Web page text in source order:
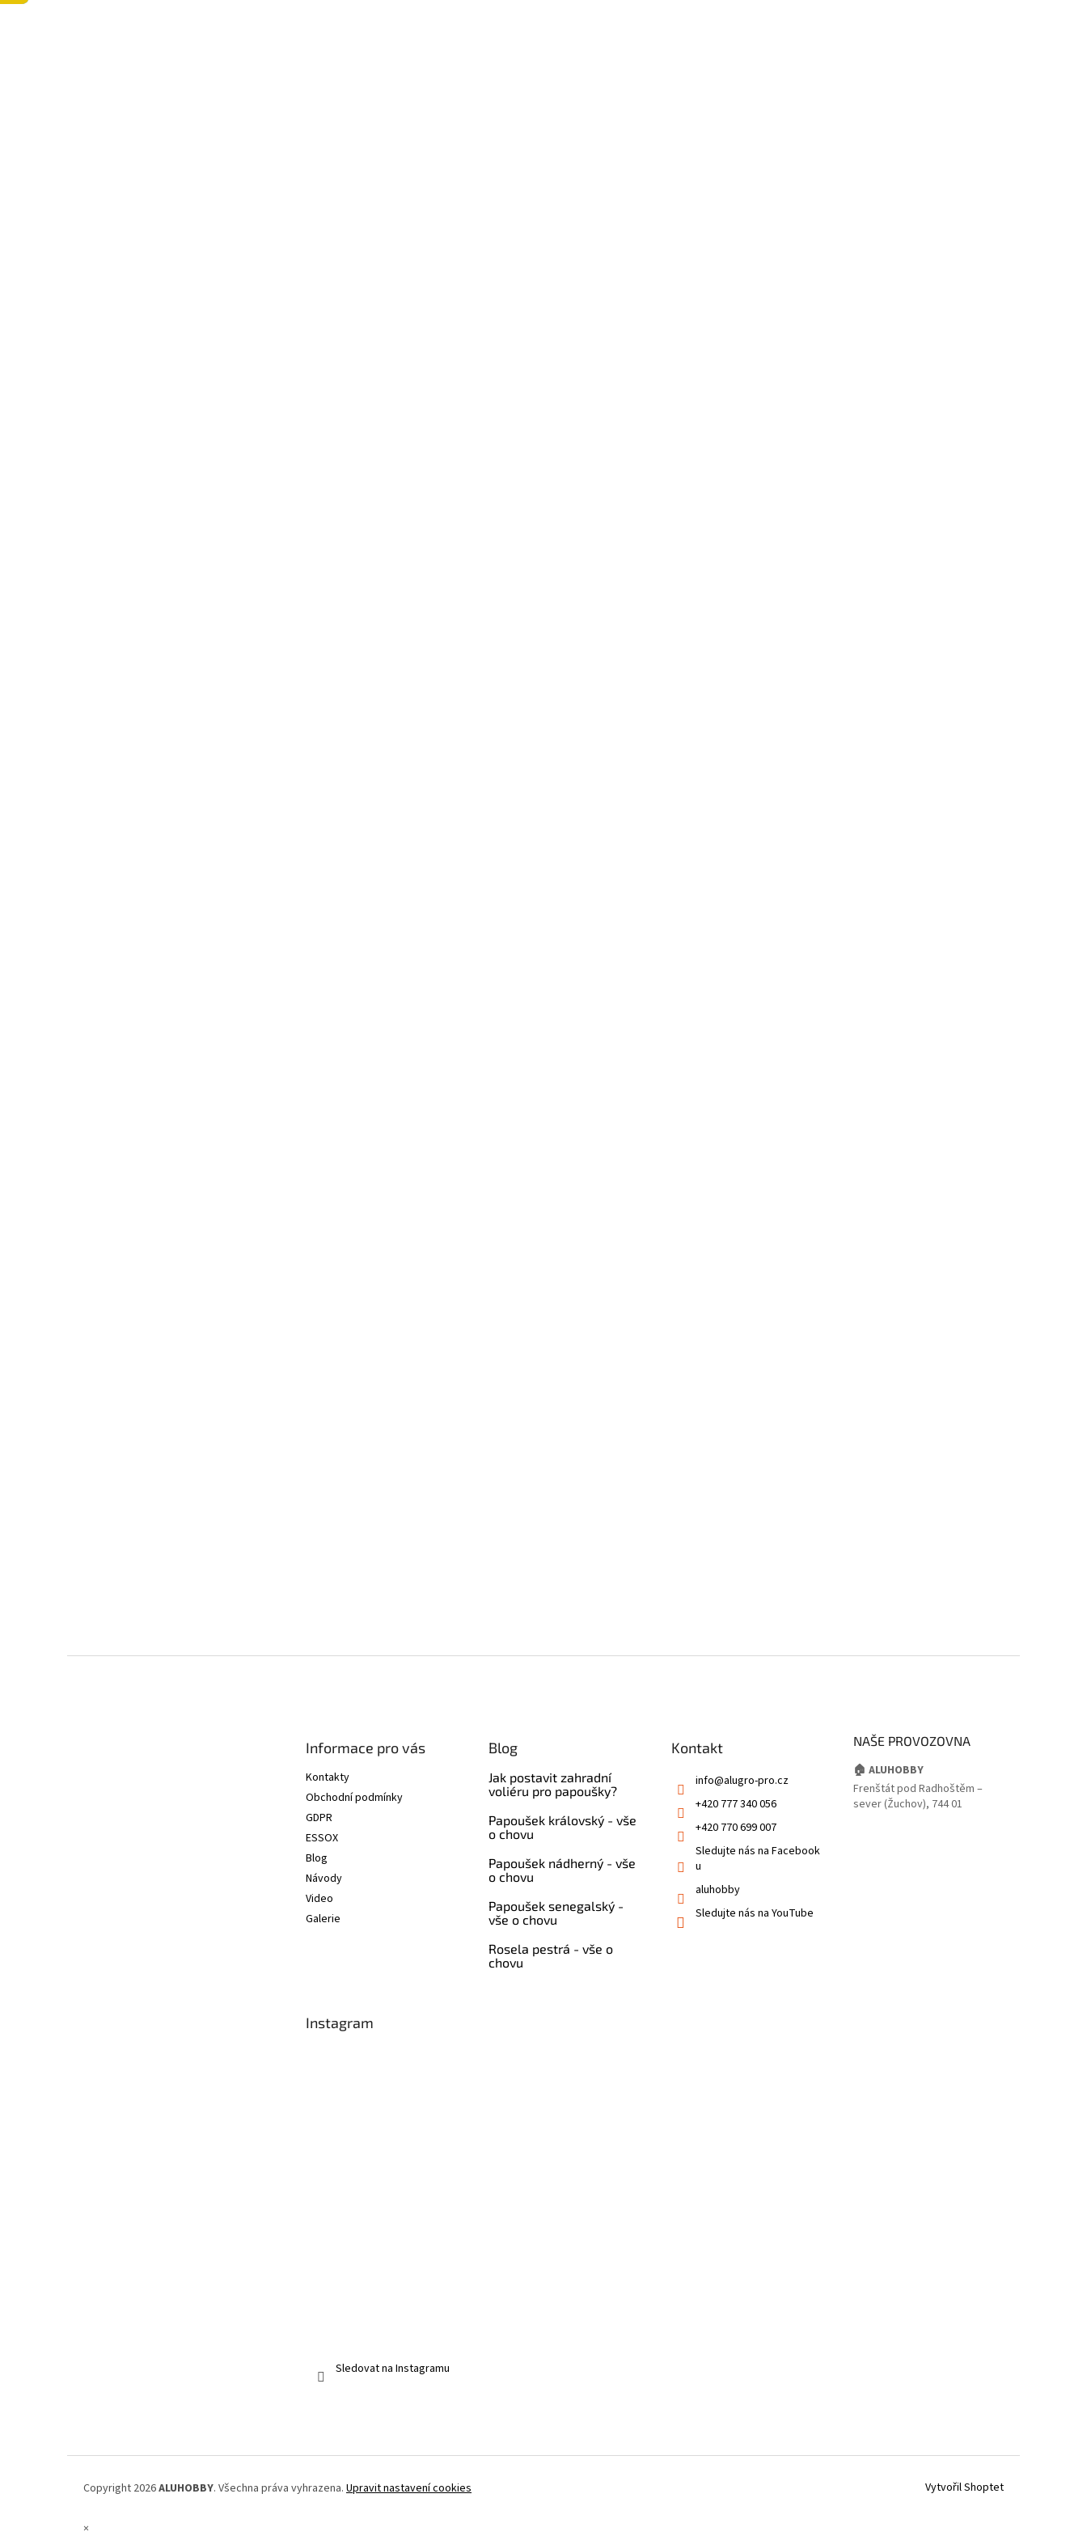
Informace pro vás
Kontakty
Obchodní podmínky
GDPR
ESSOX
Blog
Návody
Video
Galerie
Blog
Jak postavit zahradní
voliéru pro papoušky?
Papoušek královský - vše
o chovu
Papoušek nádherný - vše
o chovu
Papoušek senegalský -
vše o chovu
Rosela pestrá - vše o
chovu
Kontakt
info@alugro-pro.cz
+420 777 340 056
+420 770 699 007
Sledujte nás na Facebook
u
aluhobby
Sledujte nás na YouTube
NAŠE PROVOZOVNA
🏠 ALUHOBBY
Frenštát pod Radhoštěm –
sever (Žuchov), 744 01
Instagram
Sledovat na Instagramu
Vytvořil Shoptet
Copyright 2026ALUHOBBY. Všechna práva vyhrazena. Upravit nastavení cookies
×